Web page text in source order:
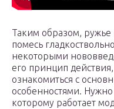
Таким образом, ружье
помесь
некоторыми
его принцип
ознакомиться с
особенностями.
которому работает